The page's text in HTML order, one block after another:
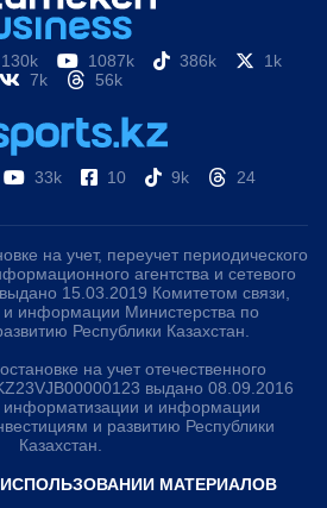
130k 1087k 386k
1k
7k
56k
33k 10 9k 24
на учет, переучет периодического
агентства и сетевого
15.03.2019 Комитетом связи,
информации Министерства по
Республики Казахстан.
на учет отечественного
выдано 08.09.2016
информатизации и информации
и развитию Республики
Казахстан.
МАТЕРИАЛОВ